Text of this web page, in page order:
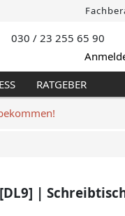
030 / 23 255 65 90
RATGEBER
|